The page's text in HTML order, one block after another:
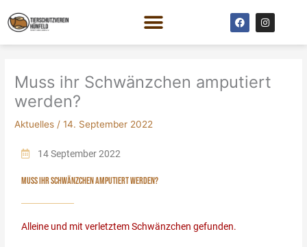
Inhalt
F
a
c
e
o
k
I
n
s
t
r
a
Muss ihr Schwänzchen amputiert
werden?
Aktuelles /14. September 2022
14 September 2022
MUSS IHR SCHWÄNZCHEN AMPUTIERT WERDEN?
Alleine und mit verletztem Schwänzchen gefunden.